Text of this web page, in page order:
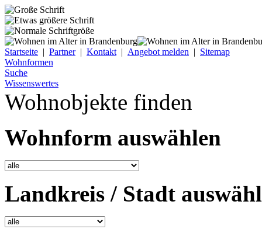
Startseite | Partner| Kontakt | Angebot melden | Sitemap
Wohnformen
Suche
Wissenswertes
Wohnobjekte finden
Wohnform auswählen
Landkreis / Stadt